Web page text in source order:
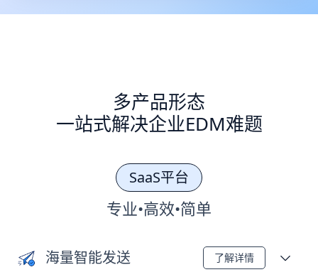
多产品形态
一站式解决企业EDM难题
SaaS平台
专业•高效•简单
海量智能发送 了解详情